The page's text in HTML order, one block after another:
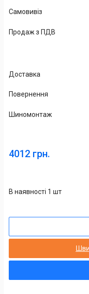
Самовивіз
Продаж з ПДВ
Доставка
Повернення
Шиномонтаж
4012 грн.
В наявності 1 шт